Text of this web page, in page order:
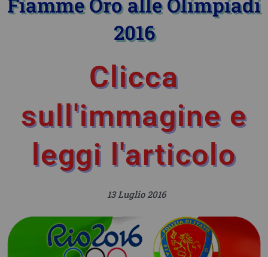
2016
Clicca
sull'immagine e
leggi l'articolo
13 Luglio 2016